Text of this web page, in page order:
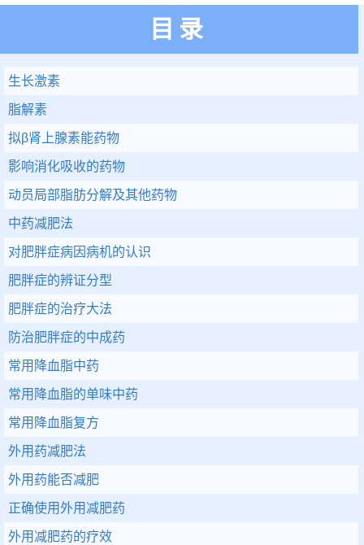
目录
生长激素
脂解素
拟β肾上腺素能药物
影响消化吸收的药物
动员局部脂肪分解及其他药物
中药减肥法
对肥胖症病因病机的认识
肥胖症的辨证分型
肥胖症的治疗大法
防治肥胖症的中成药
常用降血脂中药
常用降血脂的单味中药
常用降血脂复方
外用药减肥法
外用药能否减肥
正确使用外用减肥药
外用减肥药的疗效